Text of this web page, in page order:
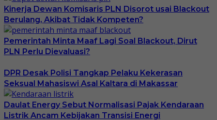
Kinerja Dewan Komisaris PLN Disorot usai Blackout
Berulang, Akibat Tidak Kompeten?
Pemerintah Minta Maaf Lagi Soal Blackout, Dirut
PLN Perlu Dievaluasi?
DPR Desak Polisi Tangkap Pelaku Kekerasan
Seksual Mahasiswi Asal Kaltara di Makassar
Daulat Energy Sebut Normalisasi Pajak Kendaraan
Listrik Ancam Kebijakan Transisi Energi